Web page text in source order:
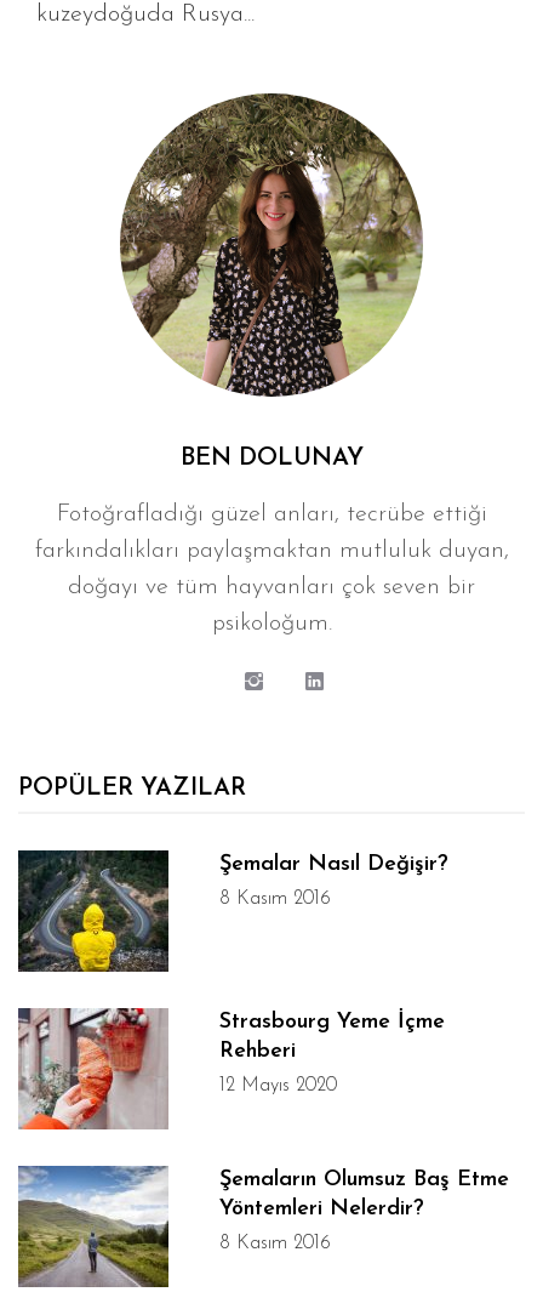
kuzeydoğuda Rusya...
BEN DOLUNAY
Fotoğrafladığı güzel anları, tecrübe ettiği
farkındalıkları paylaşmaktan mutluluk duyan,
doğayı ve tüm hayvanları çok seven bir
psikoloğum.
POPÜLER YAZILAR
Şemalar Nasıl Değişir?
8 Kasım 2016
Strasbourg Yeme İçme
Rehberi
12 Mayıs 2020
Şemaların Olumsuz Baş Etme
Yöntemleri Nelerdir?
8 Kasım 2016